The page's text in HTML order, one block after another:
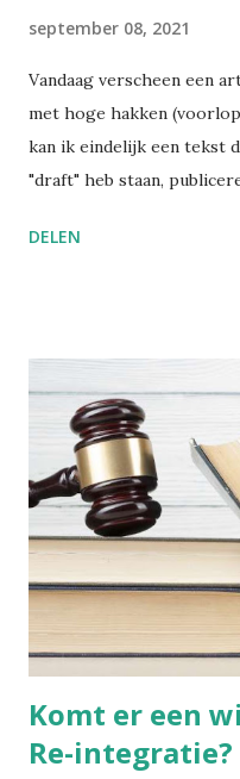
september 08, 2021
Vandaag verscheen een
met hoge hakken
kan ik eindelijk een tekst
"draft" heb staan,
we van zulke barbaarse
Voetinbinden Ik ga dit
kaderen. De praktijk van
ontwikkeld tijdens de
hield in dat men bij jonge
De vier kleine tenen
braken uiteindelijk
resultaat was een
wels...
DELEN
Komt er een
Re-integratie?